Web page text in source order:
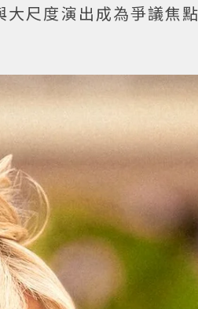
尺度演出成為爭議焦